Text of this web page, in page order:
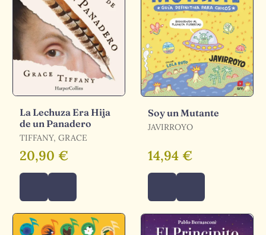
La Lechuza Era Hija
de un Panadero
TIFFANY, GRACE
20,90 €
Soy un Mutante
JAVIRROYO
14,94 €